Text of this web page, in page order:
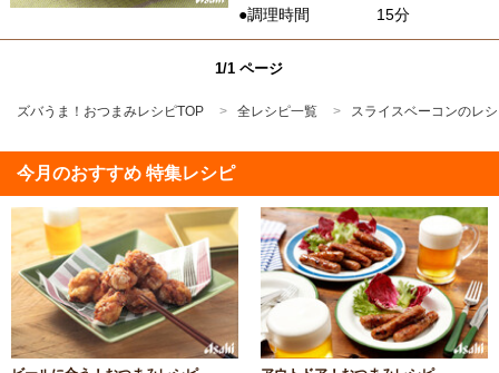
●調理時間
15分
1/1 ページ
ズバうま！おつまみレシピTOP 全レシピ一覧 スライスベーコンのレ
今月のおすすめ 特集レシピ